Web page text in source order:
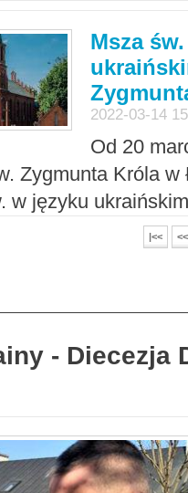
Msza
2022-03-14
Od 20
Zygmunta Króla w
w języku
|<< <<
- Diecezja